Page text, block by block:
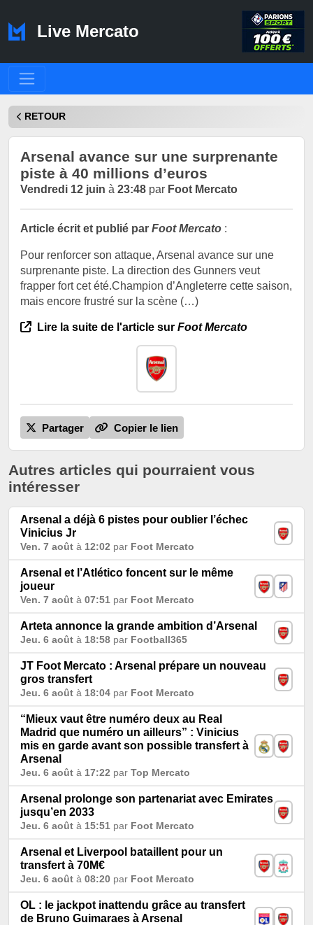
Live Mercato
RETOUR
Arsenal avance sur une surprenante
piste à 40 millions d’euros
Vendredi 12 juin à 23:48 par Foot Mercato
Article écrit et publié par Foot Mercato :
Pour renforcer son attaque, Arsenal avance sur une
surprenante piste. La direction des Gunners veut
frapper fort cet été.Champion d’Angleterre cette saison,
mais encore frustré sur la scène (…)
Lire la suite de l'article sur Foot Mercato
Partager Copier le lien
Autres articles qui pourraient vous
intéresser
Arsenal a déjà 6 pistes pour oublier l’échec
Vinicius Jr
Ven. 7 août à 12:02 par Foot Mercato
Arsenal et l’Atlético foncent sur le même
joueur
Ven. 7 août à 07:51 par Foot Mercato
Arteta annonce la grande ambition d’Arsenal
Jeu. 6 août à 18:58 par Football365
JT Foot Mercato : Arsenal prépare un nouveau
gros transfert
Jeu. 6 août à 18:04 par Foot Mercato
“Mieux vaut être numéro deux au Real
Madrid que numéro un ailleurs” : Vinicius
mis en garde avant son possible transfert à
Arsenal
Jeu. 6 août à 17:22 par Top Mercato
Arsenal prolonge son partenariat avec Emirates
jusqu’en 2033
Jeu. 6 août à 15:51 par Foot Mercato
Arsenal et Liverpool bataillent pour un
transfert à 70M€
Jeu. 6 août à 08:20 par Foot Mercato
OL : le jackpot inattendu grâce au transfert
de Bruno Guimaraes à Arsenal